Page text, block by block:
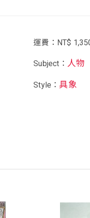
運費：NT$
Subject： 人物
Style：具象